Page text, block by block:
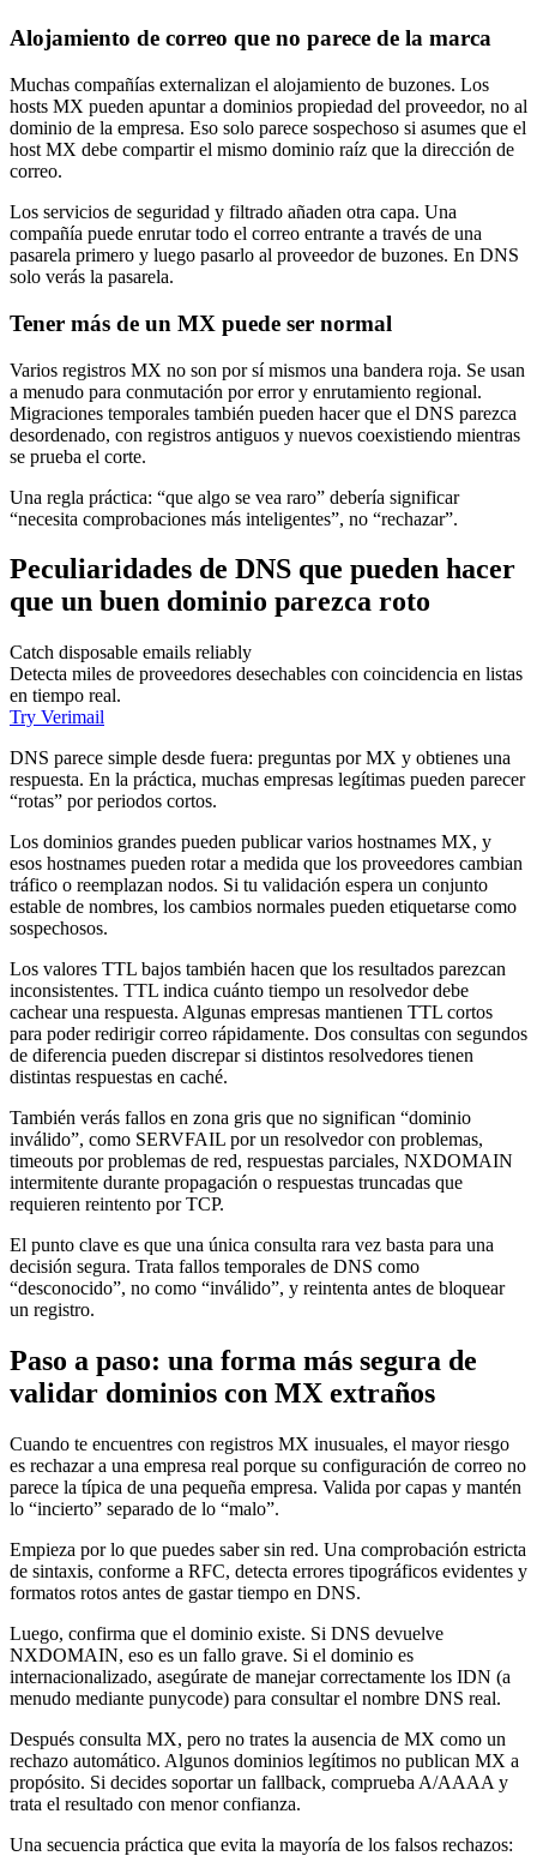
Alojamiento de correo que no parece de la marca
Muchas compañías externalizan el alojamiento de buzones. Los
hosts MX pueden apuntar a dominios propiedad del proveedor, no al
dominio de la empresa. Eso solo parece sospechoso si asumes que el
host MX debe compartir el mismo dominio raíz que la dirección de
correo.
Los servicios de seguridad y filtrado añaden otra capa. Una
compañía puede enrutar todo el correo entrante a través de una
pasarela primero y luego pasarlo al proveedor de buzones. En DNS
solo verás la pasarela.
Tener más de un MX puede ser normal
Varios registros MX no son por sí mismos una bandera roja. Se usan
a menudo para conmutación por error y enrutamiento regional.
Migraciones temporales también pueden hacer que el DNS parezca
desordenado, con registros antiguos y nuevos coexistiendo mientras
se prueba el corte.
Una regla práctica: “que algo se vea raro” debería significar
“necesita comprobaciones más inteligentes”, no “rechazar”.
Peculiaridades de DNS que pueden hacer
que un buen dominio parezca roto
Catch disposable emails reliably
Detecta miles de proveedores desechables con coincidencia en listas
en tiempo real.
Try Verimail
DNS parece simple desde fuera: preguntas por MX y obtienes una
respuesta. En la práctica, muchas empresas legítimas pueden parecer
“rotas” por periodos cortos.
Los dominios grandes pueden publicar varios hostnames MX, y
esos hostnames pueden rotar a medida que los proveedores cambian
tráfico o reemplazan nodos. Si tu validación espera un conjunto
estable de nombres, los cambios normales pueden etiquetarse como
sospechosos.
Los valores TTL bajos también hacen que los resultados parezcan
inconsistentes. TTL indica cuánto tiempo un resolvedor debe
cachear una respuesta. Algunas empresas mantienen TTL cortos
para poder redirigir correo rápidamente. Dos consultas con segundos
de diferencia pueden discrepar si distintos resolvedores tienen
distintas respuestas en caché.
También verás fallos en zona gris que no significan “dominio
inválido”, como SERVFAIL por un resolvedor con problemas,
timeouts por problemas de red, respuestas parciales, NXDOMAIN
intermitente durante propagación o respuestas truncadas que
requieren reintento por TCP.
El punto clave es que una única consulta rara vez basta para una
decisión segura. Trata fallos temporales de DNS como
“desconocido”, no como “inválido”, y reintenta antes de bloquear
un registro.
Paso a paso: una forma más segura de
validar dominios con MX extraños
Cuando te encuentres con registros MX inusuales, el mayor riesgo
es rechazar a una empresa real porque su configuración de correo no
parece la típica de una pequeña empresa. Valida por capas y mantén
lo “incierto” separado de lo “malo”.
Empieza por lo que puedes saber sin red. Una comprobación estricta
de sintaxis, conforme a RFC, detecta errores tipográficos evidentes y
formatos rotos antes de gastar tiempo en DNS.
Luego, confirma que el dominio existe. Si DNS devuelve
NXDOMAIN, eso es un fallo grave. Si el dominio es
internacionalizado, asegúrate de manejar correctamente los IDN (a
menudo mediante punycode) para consultar el nombre DNS real.
Después consulta MX, pero no trates la ausencia de MX como un
rechazo automático. Algunos dominios legítimos no publican MX a
propósito. Si decides soportar un fallback, comprueba A/AAAA y
trata el resultado con menor confianza.
Una secuencia práctica que evita la mayoría de los falsos rechazos: